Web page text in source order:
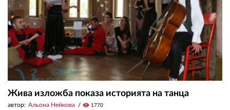
Жива изложба показа историята на танца
автор: Альона Нейкова visibility 1770